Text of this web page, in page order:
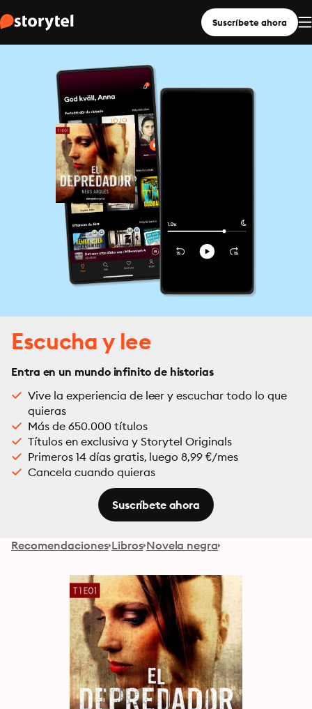
Suscríbete ahora
Escucha y lee
Entra en un mundo infinito de historias
Vive la experiencia de leer y escuchar todo lo que
quieras
Más de 650.000 títulos
Títulos en exclusiva y Storytel Originals
Primeros 14 días gratis, luego 8,99 €/mes
Cancela cuando quieras
Suscríbete ahora
Recomendaciones Libros Novela negra